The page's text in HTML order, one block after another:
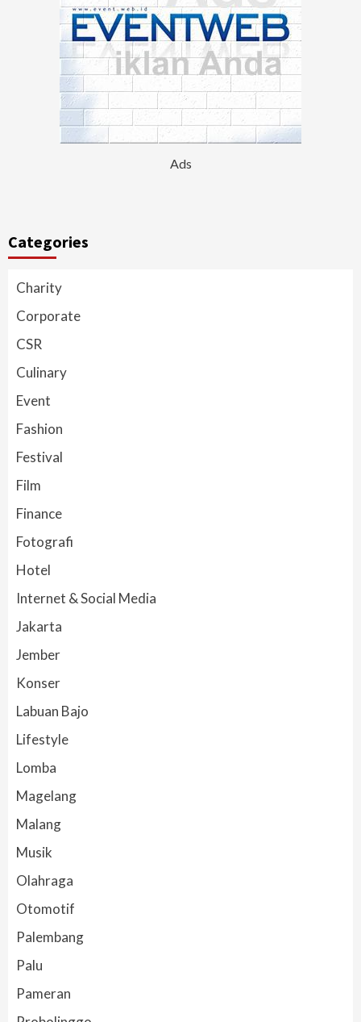
Ads
Categories
Charity
Corporate
CSR
Culinary
Event
Fashion
Festival
Film
Finance
Fotografi
Hotel
Internet & Social Media
Jakarta
Jember
Konser
Labuan Bajo
Lifestyle
Lomba
Magelang
Malang
Musik
Olahraga
Otomotif
Palembang
Palu
Pameran